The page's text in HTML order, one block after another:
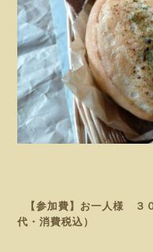
【参加費】お一人様 ３
代・消費税込）